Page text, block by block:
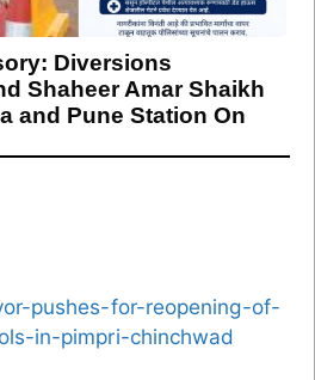
Diversions
Shaheer Amar Shaikh
and Pune Station On